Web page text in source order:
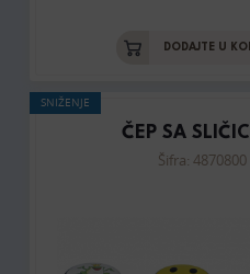
DODAJTE U
SNIŽENJE
ČEP SA
Šifra: 4870800